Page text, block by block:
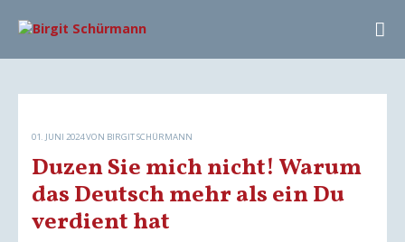
01. JUNI 2024VON BIRGIT SCHÜRMANN
Duzen Sie mich nicht! Warum
das Deutsch mehr als ein Du
verdient hat